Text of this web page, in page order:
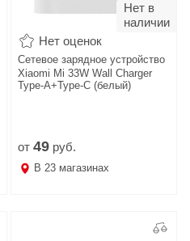
Нет в
наличии
Нет оценок
Сетевое зарядное устройство
Xiaomi Mi 33W Wall Charger
Type-A+Type-C (белый)
от 49 руб.
В 23 магазинах